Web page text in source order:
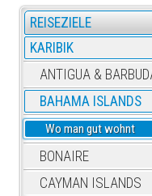
REISEZIELE
KARIBIK
ANTIGUA &
BAHAMA ISLANDS
Wo man gut wohnt
BONAIRE
CAYMAN ISLANDS